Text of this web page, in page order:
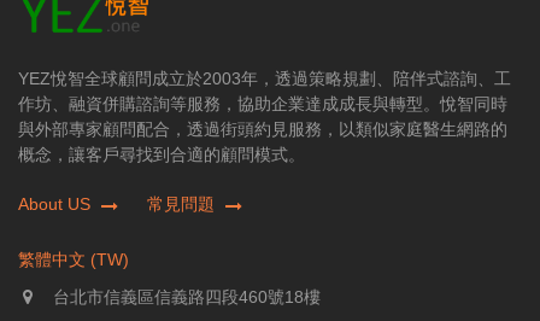
YEZ悅智全球顧問成立於2003年，透過策略規劃、陪伴式諮詢、工
作坊、融資併購諮詢等服務，協助企業達成成長與轉型。悅智同時
與外部專家顧問配合，透過街頭約見服務，以類似家庭醫生網路的
概念，讓客戶尋找到合適的顧問模式。
About US 常見問題
繁體中文 (TW)
台北市信義區信義路四段460號18樓